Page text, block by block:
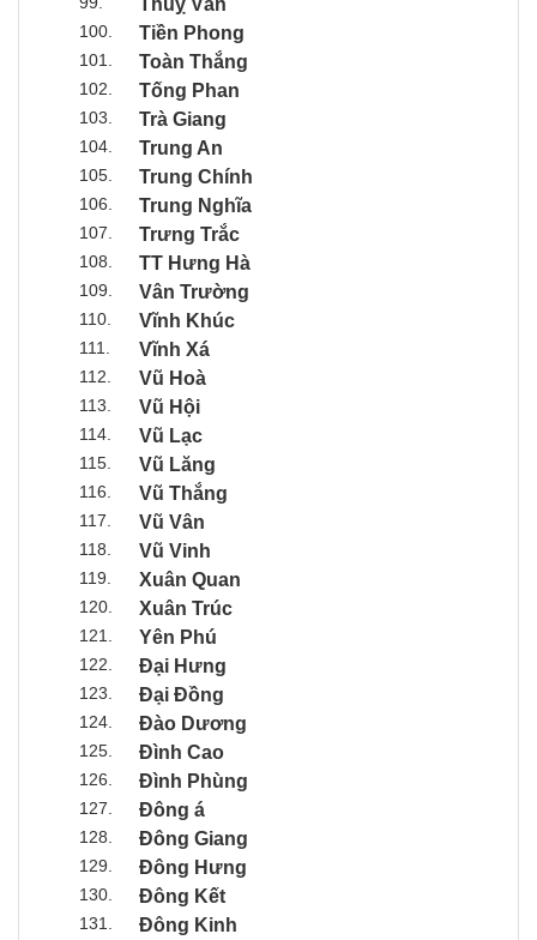
100. Tiền Phong
101. Toàn Thắng
102. Tống Phan
103. Trà Giang
104. Trung An
105. Trung Chính
106. Trung Nghĩa
107. Trưng Trắc
108. TT Hưng Hà
109. Vân Trường
110. Vĩnh Khúc
111. Vĩnh Xá
112. Vũ Hoà
113. Vũ Hội
114. Vũ Lạc
115. Vũ Lăng
116. Vũ Thắng
117. Vũ Vân
118. Vũ Vinh
119. Xuân Quan
120. Xuân Trúc
121. Yên Phú
122. Đại Hưng
123. Đại Đồng
124. Đào Dương
125. Đình Cao
126. Đình Phùng
127. Đông á
128. Đông Giang
129. Đông Hưng
130. Đông Kết
131. Đông Kinh